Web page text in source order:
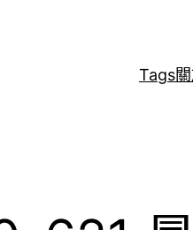
Tags